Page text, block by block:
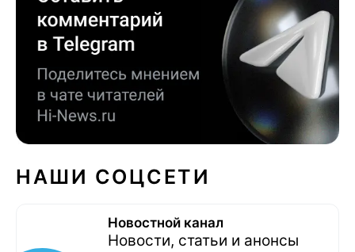
НАШИ СОЦСЕТИ
Новостной канал
Новости, статьи и анонсы